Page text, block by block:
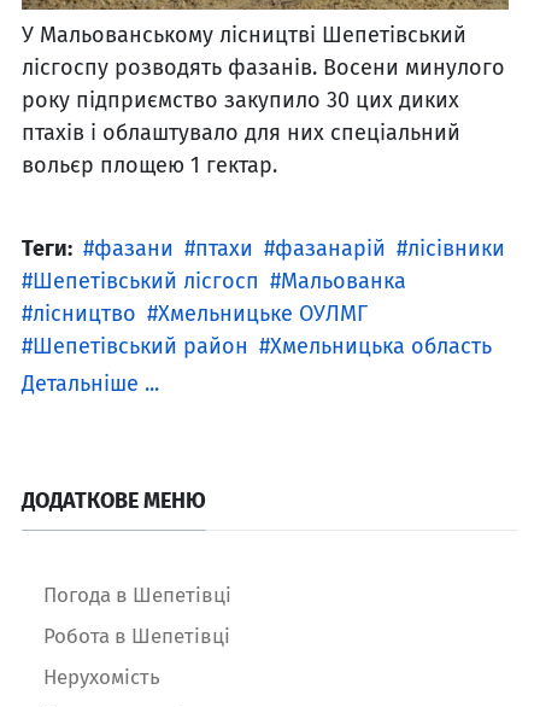
У Мальованському лісництві Шепетівський
лісгоспу розводять фазанів. Восени минулого
року підприємство закупило 30 цих диких
птахів і облаштувало для них спеціальний
вольєр площею 1 гектар.
Теги: фазани птахи фазанарій
лісівники
Шепетівський лісгосп
Мальованка
лісництво
Хмельницьке ОУЛМГ
Шепетівський район
Хмельницька область
Детальніше ...
ДОДАТКОВЕ МЕНЮ
Погода в Шепетівці
Робота в Шепетівці
Нерухомість